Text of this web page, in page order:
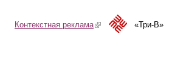
Контекстная реклама(link is external)«Три-В»